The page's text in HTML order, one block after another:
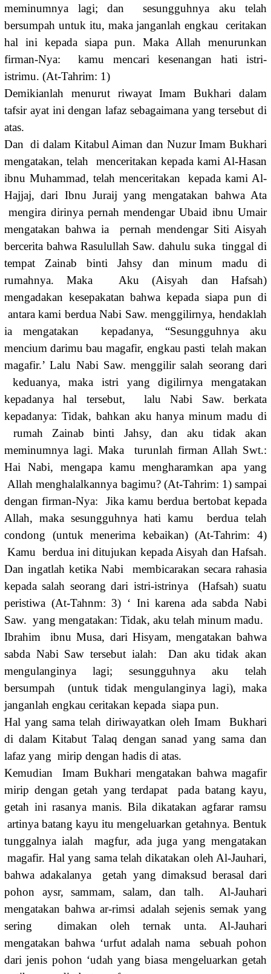
meminumnya lagi; dan sesungguhnya aku telah
bersumpah untuk itu, maka janganlah engkau ceritakan
hal ini kepada siapa pun. Maka Allah menurunkan
firman-Nya: kamu mencari kesenangan hati istri-
istrimu. (At-Tahrim: 1)
Demikianlah menurut riwayat Imam Bukhari dalam
tafsir ayat ini dengan lafaz sebagaimana yang tersebut di
atas.
Dan di dalam Kitabul Aiman dan Nuzur Imam Bukhari
mengatakan, telah menceritakan kepada kami Al-Hasan
ibnu Muhammad, telah menceritakan kepada kami Al-
Hajjaj, dari Ibnu Juraij yang mengatakan bahwa Ata
mengira dirinya pernah mendengar Ubaid ibnu Umair
mengatakan bahwa ia pernah mendengar Siti Aisyah
bercerita bahwa Rasulullah Saw. dahulu suka tinggal di
tempat Zainab binti Jahsy dan minum madu di
rumahnya. Maka Aku (Aisyah dan Hafsah)
mengadakan kesepakatan bahwa kepada siapa pun di
antara kami berdua Nabi Saw. menggilirnya, hendaklah
ia mengatakan kepadanya, “Sesungguhnya aku
mencium darimu bau magafir, engkau pasti telah makan
magafir.’ Lalu Nabi Saw. menggilir salah seorang dari
keduanya, maka istri yang digilirnya mengatakan
kepadanya hal tersebut, lalu Nabi Saw. berkata
kepadanya: Tidak, bahkan aku hanya minum madu di
rumah Zainab binti Jahsy, dan aku tidak akan
meminumnya lagi. Maka turunlah firman Allah Swt.:
Hai Nabi, mengapa kamu mengharamkan apa yang
Allah menghalalkannya bagimu? (At-Tahrim: 1) sampai
dengan firman-Nya: Jika kamu berdua bertobat kepada
Allah, maka sesungguhnya hati kamu berdua telah
condong (untuk menerima kebaikan) (At-Tahrim: 4)
Kamu berdua ini ditujukan kepada Aisyah dan Hafsah.
Dan ingatlah ketika Nabi membicarakan secara rahasia
kepada salah seorang dari istri-istrinya (Hafsah) suatu
peristiwa (At-Tahnm: 3) ‘ Ini karena ada sabda Nabi
Saw. yang mengatakan: Tidak, aku telah minum madu.
Ibrahim ibnu Musa, dari Hisyam, mengatakan bahwa
sabda Nabi Saw tersebut ialah: Dan aku tidak akan
mengulanginya lagi; sesungguhnya aku telah
bersumpah (untuk tidak mengulanginya lagi), maka
janganlah engkau ceritakan kepada siapa pun.
Hal yang sama telah diriwayatkan oleh Imam Bukhari
di dalam Kitabut Talaq dengan sanad yang sama dan
lafaz yang mirip dengan hadis di atas.
Kemudian Imam Bukhari mengatakan bahwa magafir
mirip dengan getah yang terdapat pada batang kayu,
getah ini rasanya manis. Bila dikatakan agfarar ramsu
artinya batang kayu itu mengeluarkan getahnya. Bentuk
tunggalnya ialah magfur, ada juga yang mengatakan
magafir. Hal yang sama telah dikatakan oleh Al-Jauhari,
bahwa adakalanya getah yang dimaksud berasal dari
pohon aysr, sammam, salam, dan talh. Al-Jauhari
mengatakan bahwa ar-rimsi adalah sejenis semak yang
sering dimakan oleh ternak unta. Al-Jauhari
mengatakan bahwa ‘urfut adalah nama sebuah pohon
dari jenis pohon ‘udah yang biasa mengeluarkan getah